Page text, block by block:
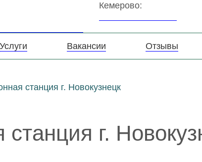
Кемерово:
Услуги Вакансии Отзывы
станция г. Новокузнецк
г.